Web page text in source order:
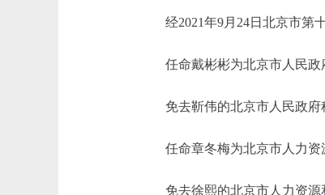
经2021年9月24日北京市第十
任命戴彬彬为北京市人民政
免去靳伟的北京市人民政府
任命章冬梅为北京市人力资
免去徐熙的北京市人力资源